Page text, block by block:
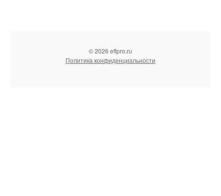
© 2026 eftpro.ru
Политика конфиденциальности